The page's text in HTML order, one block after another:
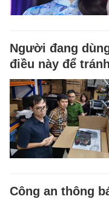
Người đang
điều này để
Công an thông